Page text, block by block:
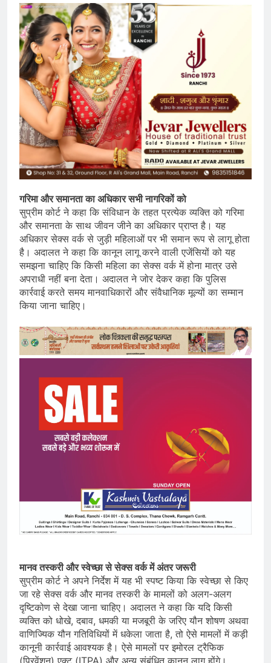
गरिमा और समानता का अधिकार सभी नागरिकों को
सुप्रीम कोर्ट ने कहा कि संविधान के तहत प्रत्येक व्यक्ति को गरिमा
और समानता के साथ जीवन जीने का अधिकार प्राप्त है। यह
अधिकार सेक्स वर्क से जुड़ी महिलाओं पर भी समान रूप से लागू होता
है। अदालत ने कहा कि कानून लागू करने वाली एजेंसियों को यह
समझना चाहिए कि किसी महिला का सेक्स वर्क में होना मात्र उसे
अपराधी नहीं बना देता। अदालत ने जोर देकर कहा कि पुलिस
कार्रवाई करते समय मानवाधिकारों और संवैधानिक मूल्यों का सम्मान
किया जाना चाहिए।
मानव तस्करी और स्वेच्छा से सेक्स वर्क में अंतर जरूरी
सुप्रीम कोर्ट ने अपने निर्देश में यह भी स्पष्ट किया कि स्वेच्छा से किए
जा रहे सेक्स वर्क और मानव तस्करी के मामलों को अलग-अलग
दृष्टिकोण से देखा जाना चाहिए। अदालत ने कहा कि यदि किसी
व्यक्ति को धोखे, दबाव, धमकी या मजबूरी के जरिए यौन शोषण अथवा
वाणिज्यिक यौन गतिविधियों में धकेला जाता है, तो ऐसे मामलों में कड़ी
कानूनी कार्रवाई आवश्यक है। ऐसे मामलों पर इमोरल ट्रैफिक